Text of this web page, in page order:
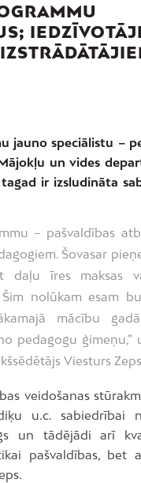
IEDZĪVOTĀJI
jauno speciālistu –
un vides
ir izsludināta
– pašvaldības
Šovasar
daļu īres maksas
nolūkam esam
mācību
pedagogu ģimeņu,”
Viesturs
veidošanas
u.c. sabiedrībai
un tādējādi arī
pašvaldības, bet